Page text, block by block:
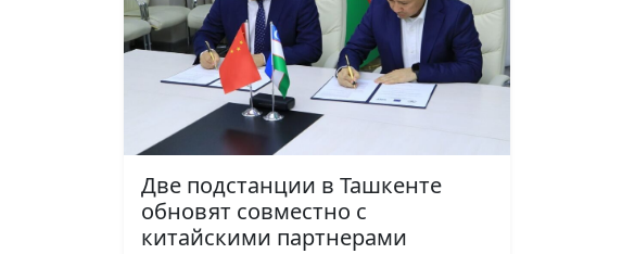
Две подстанции в Ташкенте
обновят совместно с
китайскими партнерами